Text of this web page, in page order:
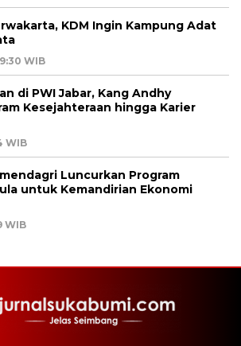
KDM Ingin Kampung Adat
WIB
di PWI Jabar, Kang Andhy
Kesejahteraan hingga Karier
WIB
Luncurkan Program
untuk Kemandirian Ekonomi
WIB